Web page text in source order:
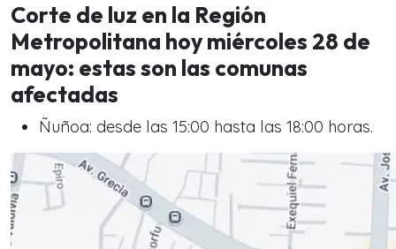
Corte de luz en la Región
Metropolitana hoy miércoles 28 de
mayo: estas son las comunas
afectadas
Ñuñoa: desde las 15:00 hasta las 18:00 horas.